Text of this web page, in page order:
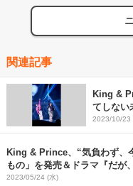
関連記事
King &
てしない
リーナ横
2023/10/23
King & Prince、“気負わず、
もの」を発売＆ドラマ『だ
ーティングも開催
2023/05/24 (水)